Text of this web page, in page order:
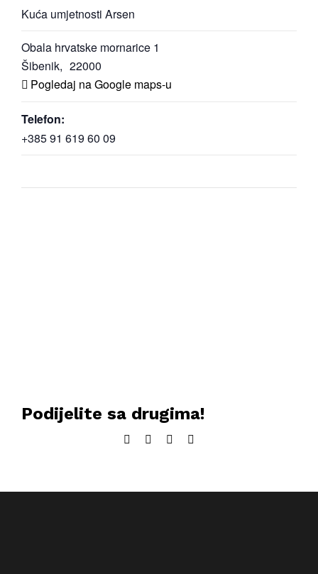
Kuća umjetnosti Arsen
Obala hrvatske mornarice 1
Šibenik, 22000
Pogledaj na Google maps-u
Telefon:
+385 91 619 60 09
Podijelite sa drugima!
Facebook
TwitterLinkedIn